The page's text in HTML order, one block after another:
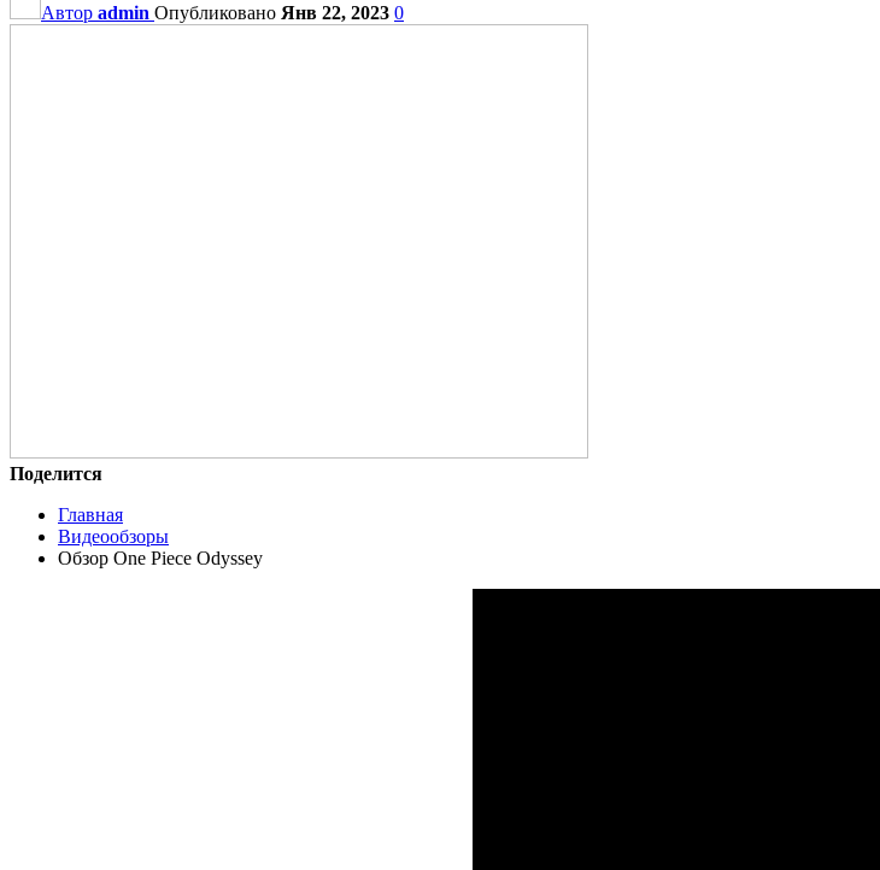
Автор admin Опубликовано Янв 22, 2023 0
Поделится
Главная
Видеообзоры
Обзор One Piece Odyssey